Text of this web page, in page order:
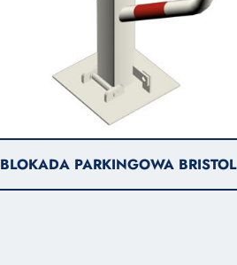
BLOKADA PARKINGOWA BRISTOL